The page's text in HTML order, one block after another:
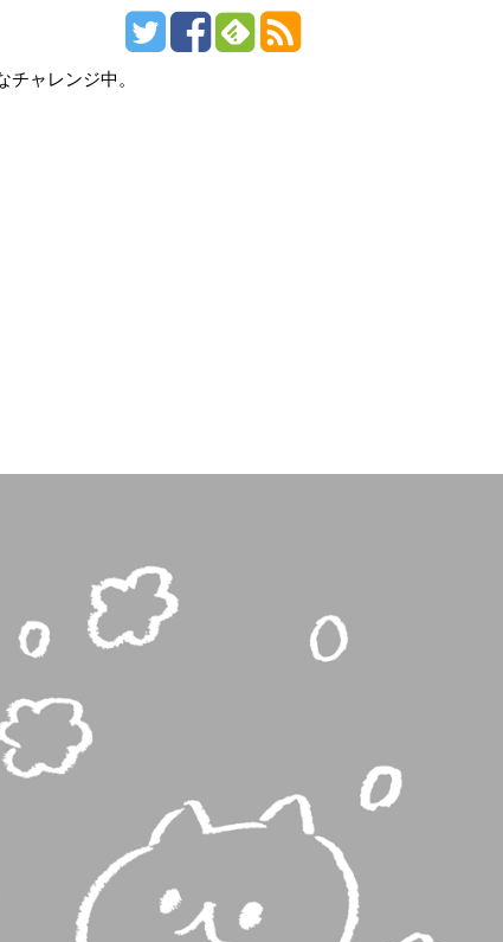
ャレンジ中。